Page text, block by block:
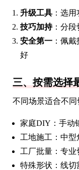
升级工具 ：选
技巧加持：分段
安全第一 ：佩
好
三、按需选择
不同场景适合不同
家庭DIY：手动
工地施工：中
工厂批量：专业
特殊形状：线切